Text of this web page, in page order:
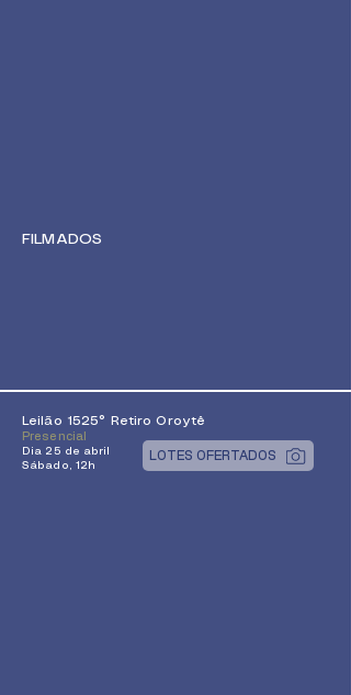
FILMADOS
Leilão 1525° Retiro Oroytê
Presencial
Dia 25 de abril
Sábado, 12h
LOTES OFERTADOS